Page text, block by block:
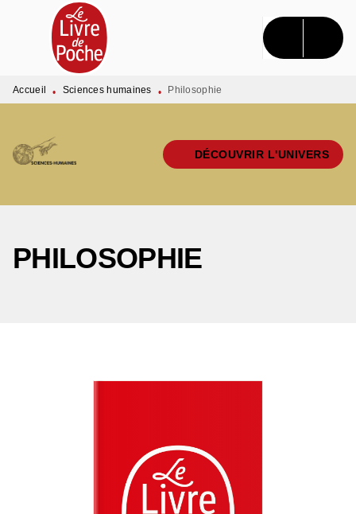
MENU RECHERCHE CONTENU
PIED DE PAGE
Accueil • Sciences humaines • Philosophie
DÉCOUVRIR L'UNIVERS
PHILOSOPHIE